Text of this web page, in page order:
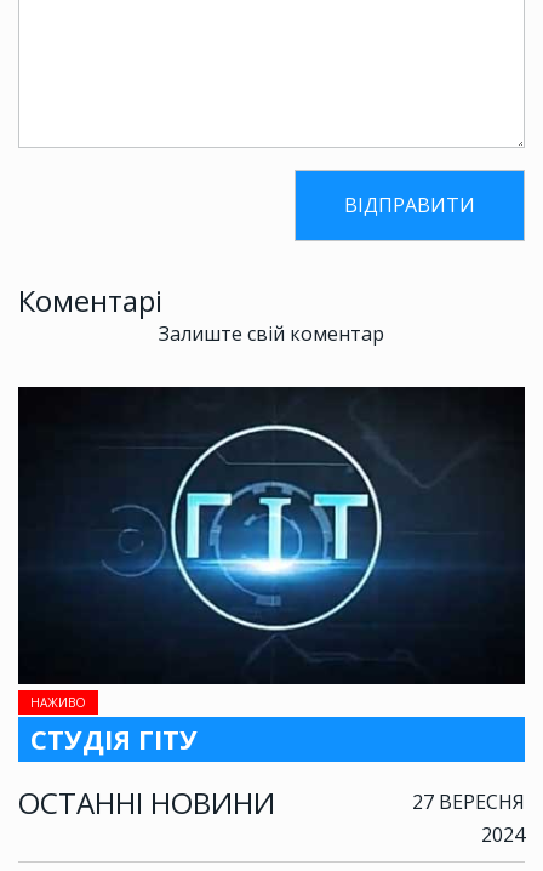
НАЖИВО
СТУДІЯ ГІТУ
ОСТАННІ НОВИНИ
27 ВЕРЕСНЯ
2024
Коментарі
Залиште свій коментар